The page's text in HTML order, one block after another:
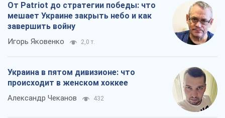
От Patriot до стратегии победы: что
мешает Украине закрыть небо и как
завершить войну
Игорь Яковенко 2,0 т.
Украина в пятом дивизионе: что
происходит в женском хоккее
Александр Чеканов 432